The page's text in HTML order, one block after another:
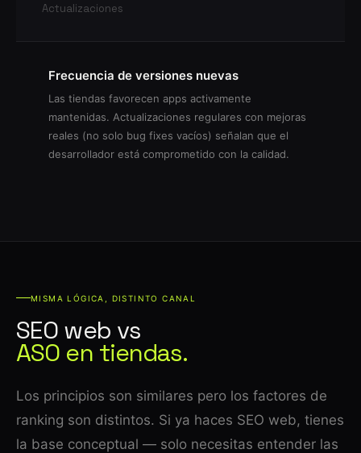
Actualizaciones
Frecuencia de versiones nuevas
Las tiendas favorecen apps activamente
mantenidas. Actualizaciones regulares con mejoras
reales (no solo bug fixes vacíos) señalan que el
desarrollador está comprometido con la calidad.
MISMA LÓGICA, DISTINTO CANAL
SEO web vs
ASO en tiendas.
Los principios son similares pero los factores de
ranking son distintos. Si ya haces SEO web, tienes
la base conceptual — solo necesitas entender las